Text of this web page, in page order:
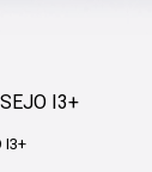
I3+
I3+